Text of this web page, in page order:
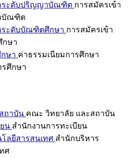
ระดับปริญญาบัณฑิต การสมัครเข้า
บัณฑิต
ระดับบัณฑิตศึกษา การสมัครเข้า
ษา
ษา ค่าธรรมเนียมการศึกษา
ศึกษา
ถาบัน คณะ วิทยาลัย และสถาบัน
น สำนักงานการทะเบียน
ลยีสารสนเทศ สำนักบริหาร
ศ